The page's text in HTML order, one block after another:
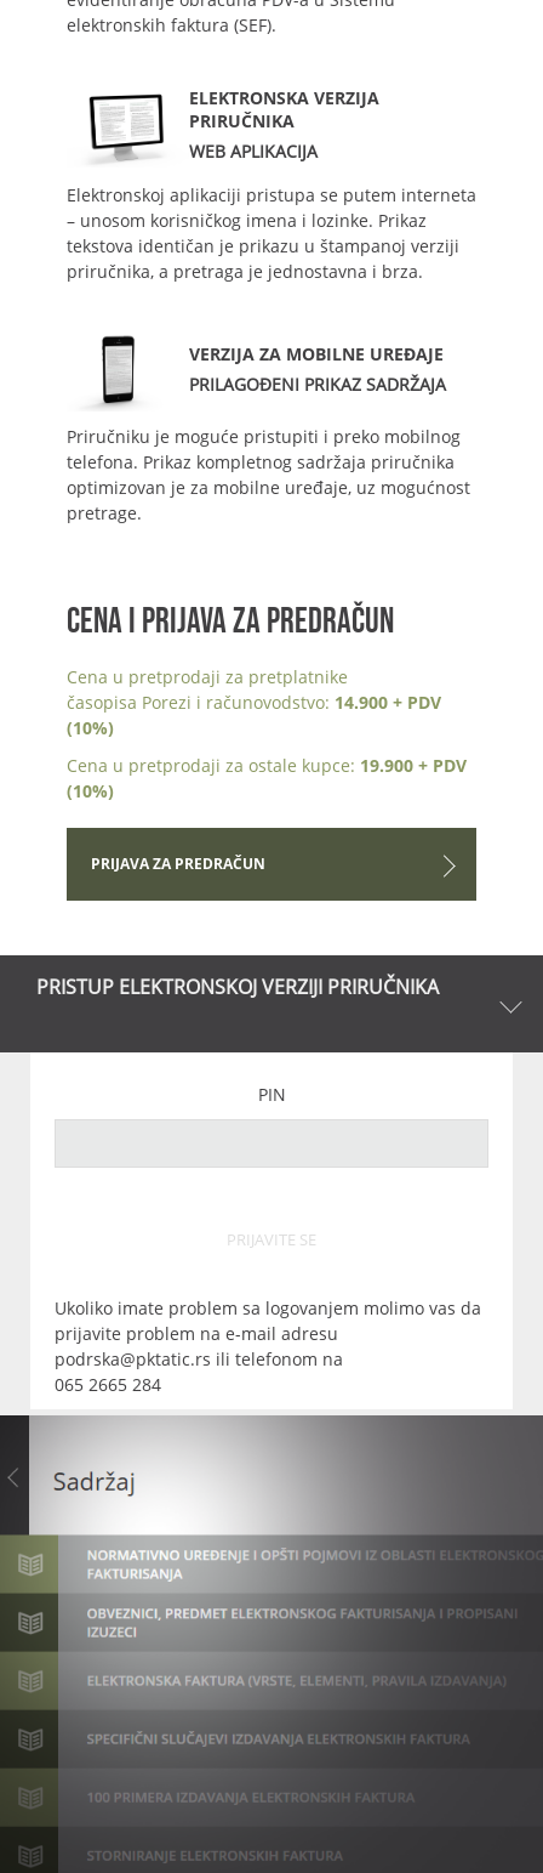
elektronskih faktura (SEF).
ELEKTRONSKA VERZIJA
PRIRUČNIKA
WEB APLIKACIJA
Elektronskoj aplikaciji pristupa se putem interneta
– unosom korisničkog imena i lozinke. Prikaz
tekstova identičan je prikazu u štampanoj verziji
priručnika, a pretraga je jednostavna i brza.
VERZIJA ZA MOBILNE UREĐAJE
PRILAGOĐENI PRIKAZ SADRŽAJA
Priručniku je moguće pristupiti i preko mobilnog
telefona. Prikaz kompletnog sadržaja priručnika
optimizovan je za mobilne uređaje, uz mogućnost
pretrage.
CENA I PRIJAVA ZA PREDRAČUN
Cena u pretprodaji za pretplatnike
časopisa Porezi i računovodstvo: 14.900 + PDV
(10%)
Cena u pretprodaji za ostale kupce: 19.900 + PDV
(10%)
PRIJAVA ZA PREDRAČUN
PRISTUP ELEKTRONSKOJ VERZIJI PRIRUČNIKA
PIN
PRIJAVITE SE
Ukoliko imate problem sa logovanjem molimo vas da
prijavite problem na e-mail adresu
podrska@pktatic.rs ili telefonom na
065 2665 284